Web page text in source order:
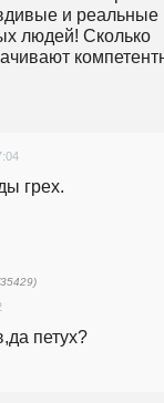
и реальные
людей! Сколько
грех.
петух?